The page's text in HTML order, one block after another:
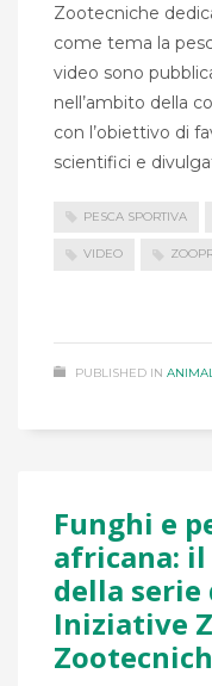
Zootecniche
come tema la
video sono
nell’ambito della
con l’obiettivo di
scientifici e
PESCA SPORTIVA
VIDEO
PUBLISHED IN
Funghi e
africana: il
della serie
Iniziative